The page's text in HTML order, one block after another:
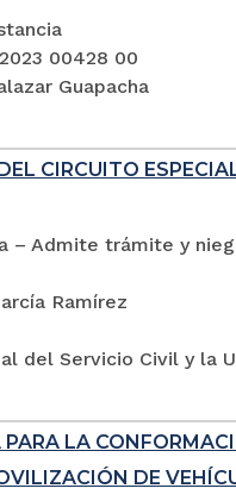
00428 00
Guapacha
CIRCUITO
– Admite trámite y
Ramírez
del Servicio Civil y la
LA
DE